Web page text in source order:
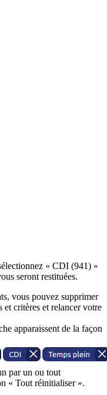
« CDI (941) »
seront restituées.
vous pouvez supprimer
et critères et relancer votre
apparaissent de la façon
par un ou tout
« Tout réinitialiser ».